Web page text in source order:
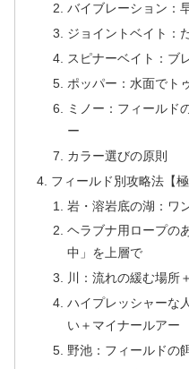
バイブレーション：
ジョイントベイト：
スピナーベイト：ブ
ポッパー：水面でト
ミノー：フィールド
ー
カラー選びの原則
フィールド別攻略法【
岩・溶岩底の湖：ワ
ヘラブナ用ロープの
中」を上層で
川：流れの緩む場所
ハイプレッシャーな
い＋マイナールアー
野池：フィールドの